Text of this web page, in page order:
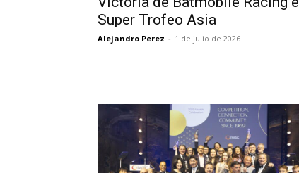
Super Trofeo Asia
Alejandro Perez - 1 de julio de 2026